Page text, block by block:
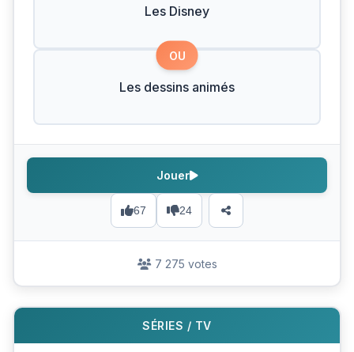
Les Disney
OU
Les dessins animés
67 24
Jouer
7 275 votes
SÉRIES / TV